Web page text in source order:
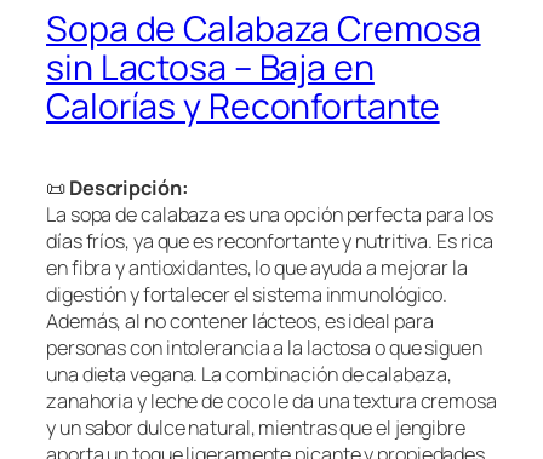
Sopa de Calabaza Cremosa
sin Lactosa – Baja en
Calorías y Reconfortante
📜Descripción:
La sopa de calabaza es una opción perfecta para los
días fríos, ya que es reconfortante y nutritiva. Es rica
en fibra y antioxidantes, lo que ayuda a mejorar la
digestión y fortalecer el sistema inmunológico.
Además, al no contener lácteos, es ideal para
personas con intolerancia a la lactosa o que siguen
una dieta vegana. La combinación de calabaza,
zanahoria y leche de coco le da una textura cremosa
y un sabor dulce natural, mientras que el jengibre
aporta un toque ligeramente picante y propiedades